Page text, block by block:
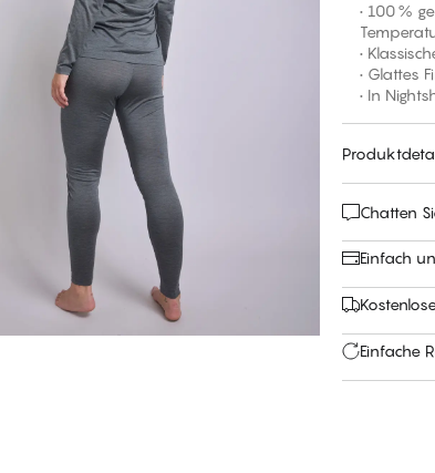
• 100 %
•
• Glattes
• In
Chatten
Einfach
Einfache